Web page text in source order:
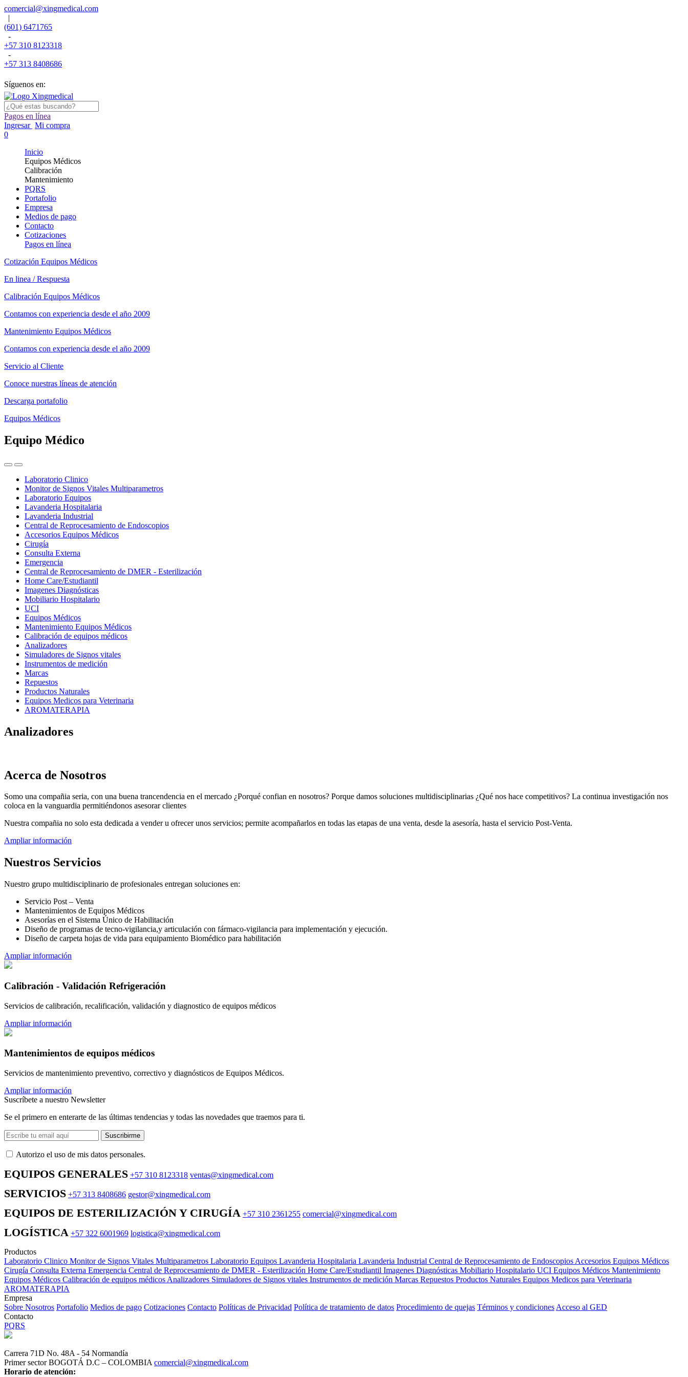
comercial@xingmedical.com
|
(601) 6471765
-
+57 310 8123318
-
+57 313 8408686
Síguenos en:
Pagos en línea
Ingresar Mi compra
0
Inicio
Equipos Médicos
Calibración
Mantenimiento
PQRS
Portafolio
Empresa
Medios de pago
Contacto
Cotizaciones
Pagos en línea
Cotización Equipos Médicos
En linea / Respuesta
Calibración Equipos Médicos
Contamos con experiencia desde el año 2009
Mantenimiento Equipos Médicos
Contamos con experiencia desde el año 2009
Servicio al Cliente
Conoce nuestras líneas de atención
Descarga portafolio
Equipos Médicos
Equipo Médico
Laboratorio Clinico
Monitor de Signos Vitales Multiparametros
Laboratorio Equipos
Lavanderia Hospitalaria
Lavanderia Industrial
Central de Reprocesamiento de Endoscopios
Accesorios Equipos Médicos
Cirugía
Consulta Externa
Emergencia
Central de Reprocesamiento de DMER - Esterilización
Home Care/Estudiantil
Imagenes Diagnósticas
Mobiliario Hospitalario
UCI
Equipos Médicos
Mantenimiento Equipos Médicos
Calibración de equipos médicos
Analizadores
Simuladores de Signos vitales
Instrumentos de medición
Marcas
Repuestos
Productos Naturales
Equipos Medicos para Veterinaria
AROMATERAPIA
Analizadores
Acerca de Nosotros
Somo una compañia seria, con una buena trancendencia en el mercado ¿Porqué confian en nosotros? Porque damos soluciones multidisciplinarias ¿Qué nos hace competitivos? La continua investigación nos
coloca en la vanguardia permitiéndonos asesorar clientes
Nuestra compañia no solo esta dedicada a vender u ofrecer unos servicios; permite acompañarlos en todas las etapas de una venta, desde la asesoría, hasta el servicio Post-Venta.
Ampliar información
Nuestros Servicios
Nuestro grupo multidisciplinario de profesionales entregan soluciones en:
Servicio Post – Venta
Mantenimientos de Equipos Médicos
Asesorías en el Sistema Único de Habilitación
Diseño de programas de tecno-vigilancia,y articulación con fármaco-vigilancia para implementación y ejecución.
Diseño de carpeta hojas de vida para equipamiento Biomédico para habilitación
Ampliar información
Calibración - Validación Refrigeración
Servicios de calibración, recalificación, validación y diagnostico de equipos médicos
Ampliar información
Mantenimientos de equipos médicos
Servicios de mantenimiento preventivo, correctivo y diagnósticos de Equipos Médicos.
Ampliar información
Suscríbete a nuestro Newsletter
Se el primero en enterarte de las últimas tendencias y todas las novedades que traemos para ti.
Suscribirme
Autorizo ​​el uso de mis datos personales.
EQUIPOS GENERALES +57 310 8123318 ventas@xingmedical.com
SERVICIOS +57 313 8408686 gestor@xingmedical.com
EQUIPOS DE ESTERILIZACIÓN Y CIRUGÍA +57 310 2361255 comercial@xingmedical.com
LOGÍSTICA +57 322 6001969 logistica@xingmedical.com
Productos
Laboratorio Clinico Monitor de Signos Vitales Multiparametros Laboratorio Equipos Lavanderia Hospitalaria Lavanderia Industrial Central de Reprocesamiento de Endoscopios Accesorios Equipos Médicos
Cirugía Consulta Externa Emergencia Central de Reprocesamiento de DMER - Esterilización Home Care/Estudiantil Imagenes Diagnósticas Mobiliario Hospitalario UCI Equipos Médicos Mantenimiento
Equipos Médicos Calibración de equipos médicos Analizadores Simuladores de Signos vitales Instrumentos de medición Marcas Repuestos Productos Naturales Equipos Medicos para Veterinaria
AROMATERAPIA
Empresa
Sobre Nosotros Portafolio Medios de pago Cotizaciones Contacto Políticas de Privacidad Política de tratamiento de datos Procedimiento de quejas Términos y condiciones Acceso al GED
Contacto
PQRS
Carrera 71D No. 48A - 54 Normandía
Primer sector BOGOTÁ D.C – COLOMBIA comercial@xingmedical.com
Horario de atención: